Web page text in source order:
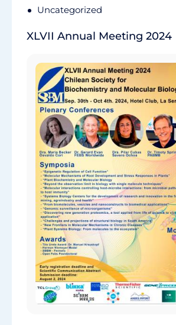
Uncategorized
XLVII Annual Meeting 2024